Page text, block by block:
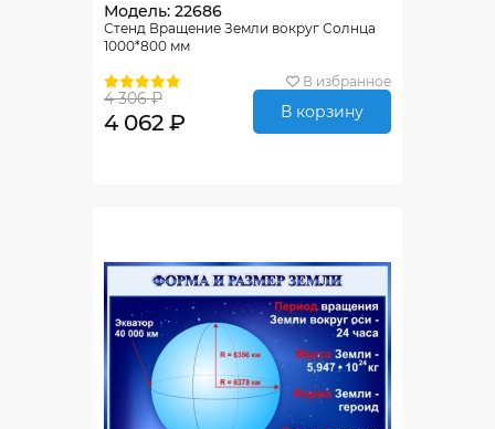
Модель: 22686
Стенд Вращение Земли вокруг Солнца
1000*800 мм
В избранное
4 306 ₽
4 062 ₽ В корзину